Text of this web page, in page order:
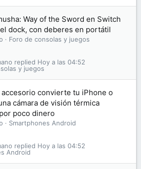
Way of the Sword en Switch
dock, con deberes en portátil
Foro de consolas y juegos
y juegos
Hoy a las 04:52
accesorio convierte tu iPhone o
cámara de visión térmica
poco dinero
Smartphones Android
Android
Hoy a las 04:52